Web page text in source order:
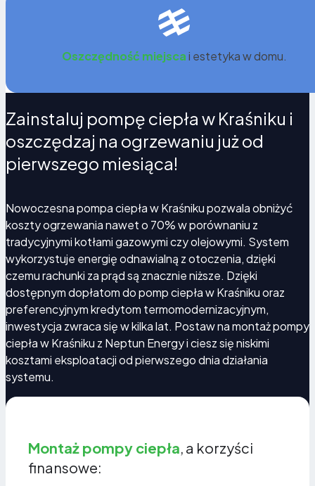
i estetyka w domu.
Jedno urządzenie – ogrzewanie, chłodzenie,
ciepła woda.Nowoczesne pompy powietrze–woda
zapewniają pełny komfort cieplny przez cały rok.
Oszczędność miejscai estetyka w domu.
Zainstaluj pompę ciepła w Kraśniku i
oszczędzaj na ogrzewaniu już od
pierwszego miesiąca!
Nowoczesna pompa ciepła w Kraśniku pozwala obniżyć
koszty ogrzewania nawet o 70% w porównaniu z
tradycyjnymi kotłami gazowymi czy olejowymi. System
wykorzystuje energię odnawialną z otoczenia, dzięki
czemu rachunki za prąd są znacznie niższe. Dzięki
dostępnym dopłatom do pomp ciepła w Kraśniku oraz
preferencyjnym kredytom termomodernizacyjnym,
inwestycja zwraca się w kilka lat. Postaw na montaż pompy
ciepła w Kraśniku z Neptun Energy i ciesz się niskimi
kosztami eksploatacji od pierwszego dnia działania
systemu.
Montaż pompy ciepła, a korzyści
finansowe: